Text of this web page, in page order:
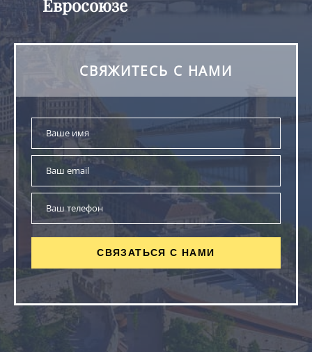
Евросоюзе
СВЯЖИТЕСЬ С НАМИ
СВЯЗАТЬСЯ С НАМИ